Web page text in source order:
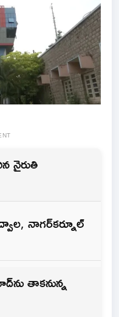
నైరుతి
నాగర్‌కర్నూల్
తాకనున్న